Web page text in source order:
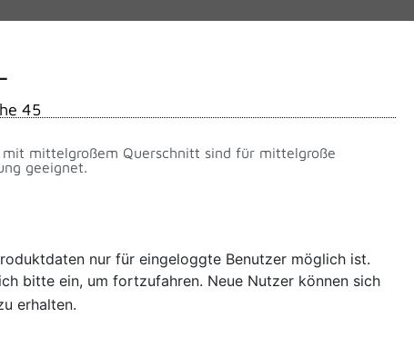
45
mittelgroßem Querschnitt sind für mittelgroße
geeignet.
nur für eingeloggte Benutzer möglich ist.
bitte ein, um fortzufahren. Neue Nutzer können sich
erhalten.